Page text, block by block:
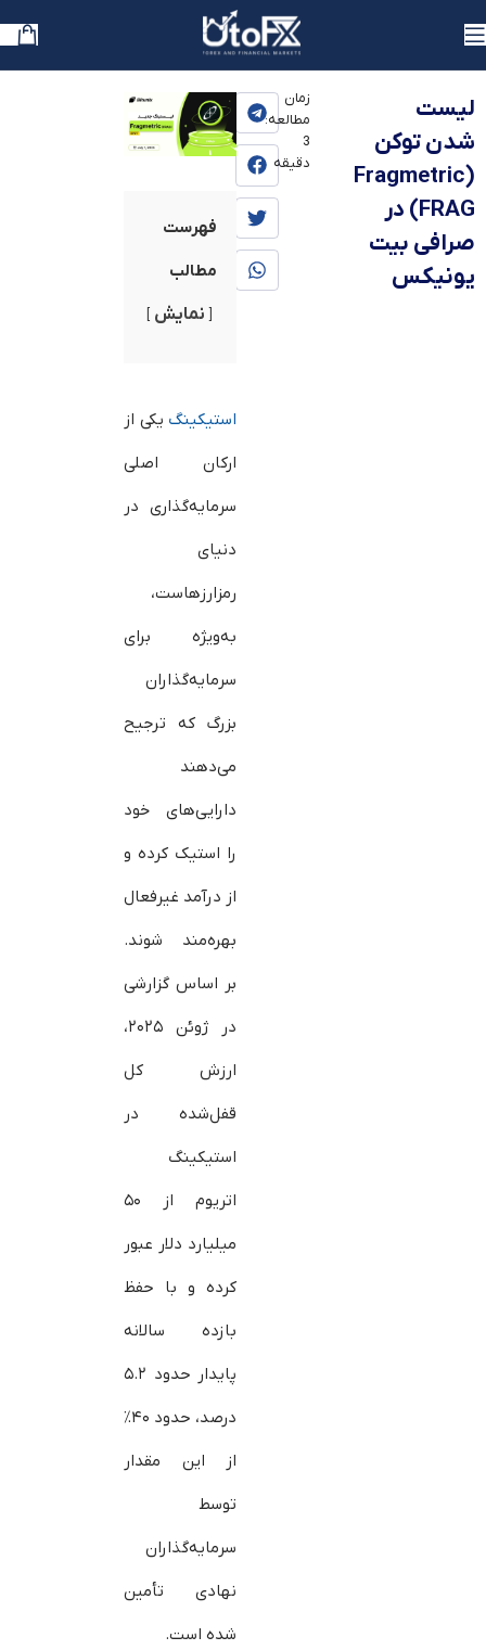
یوتوفارکس آموزش ارز دیجیتال
لیست
شدن توکن
(Fragmetric
(FRAG در
صرافی بیت
یونیکس
زمان
مطالعه:
3
دقیقه
فهرست
مطالب
نمایش
استیکینگ یکی از
ارکان اصلی
سرمایه‌گذاری در
دنیای
رمزارزهاست،
به‌ویژه برای
سرمایه‌گذاران
بزرگ که ترجیح
می‌دهند
دارایی‌های خود
را استیک کرده و
از درآمد غیرفعال
بهره‌مند شوند.
بر اساس گزارشی
در ژوئن ۲۰۲۵،
ارزش کل
قفل‌شده در
استیکینگ
اتریوم از ۵۰
میلیارد دلار عبور
کرده و با حفظ
بازده سالانه
پایدار حدود ۵.۲
درصد، حدود ۴۰٪
از این مقدار
توسط
سرمایه‌گذاران
نهادی تأمین
شده است.